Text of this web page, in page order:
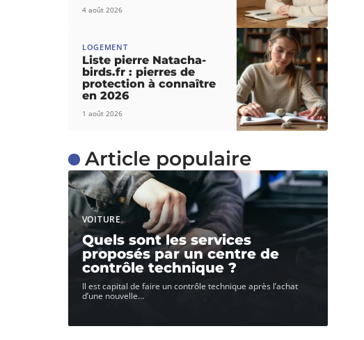
4 août 2026
LOGEMENT
Liste pierre Natacha-
birds.fr : pierres de
protection à connaître
en 2026
1 août 2026
Article populaire
VOITURE
Quels sont les services
proposés par un centre de
contrôle technique ?
Il est capital de faire un contrôle technique après l’achat
d’une nouvelle…